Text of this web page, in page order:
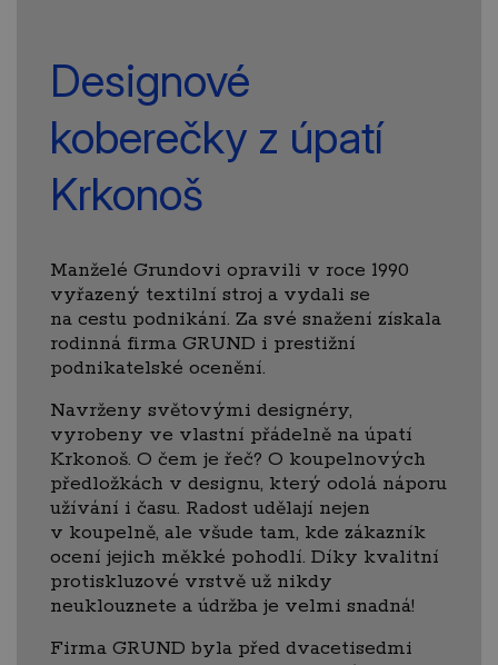
Designové
koberečky z úpatí
Krkonoš
Manželé Grundovi opravili v roce 1990
vyřazený textilní stroj a vydali se
na cestu podnikání. Za své snažení získala
rodinná firma GRUND i prestižní
podnikatelské ocenění.
Navrženy světovými designéry,
vyrobeny ve vlastní přádelně na úpatí
Krkonoš. O čem je řeč? O koupelnových
předložkách v designu, který odolá náporu
užívání i času. Radost udělají nejen
v koupelně, ale všude tam, kde zákazník
ocení jejich měkké pohodlí. Díky kvalitní
protiskluzové vrstvě už nikdy
neuklouznete a údržba je velmi snadná!
Firma GRUND byla před dvacetisedmi